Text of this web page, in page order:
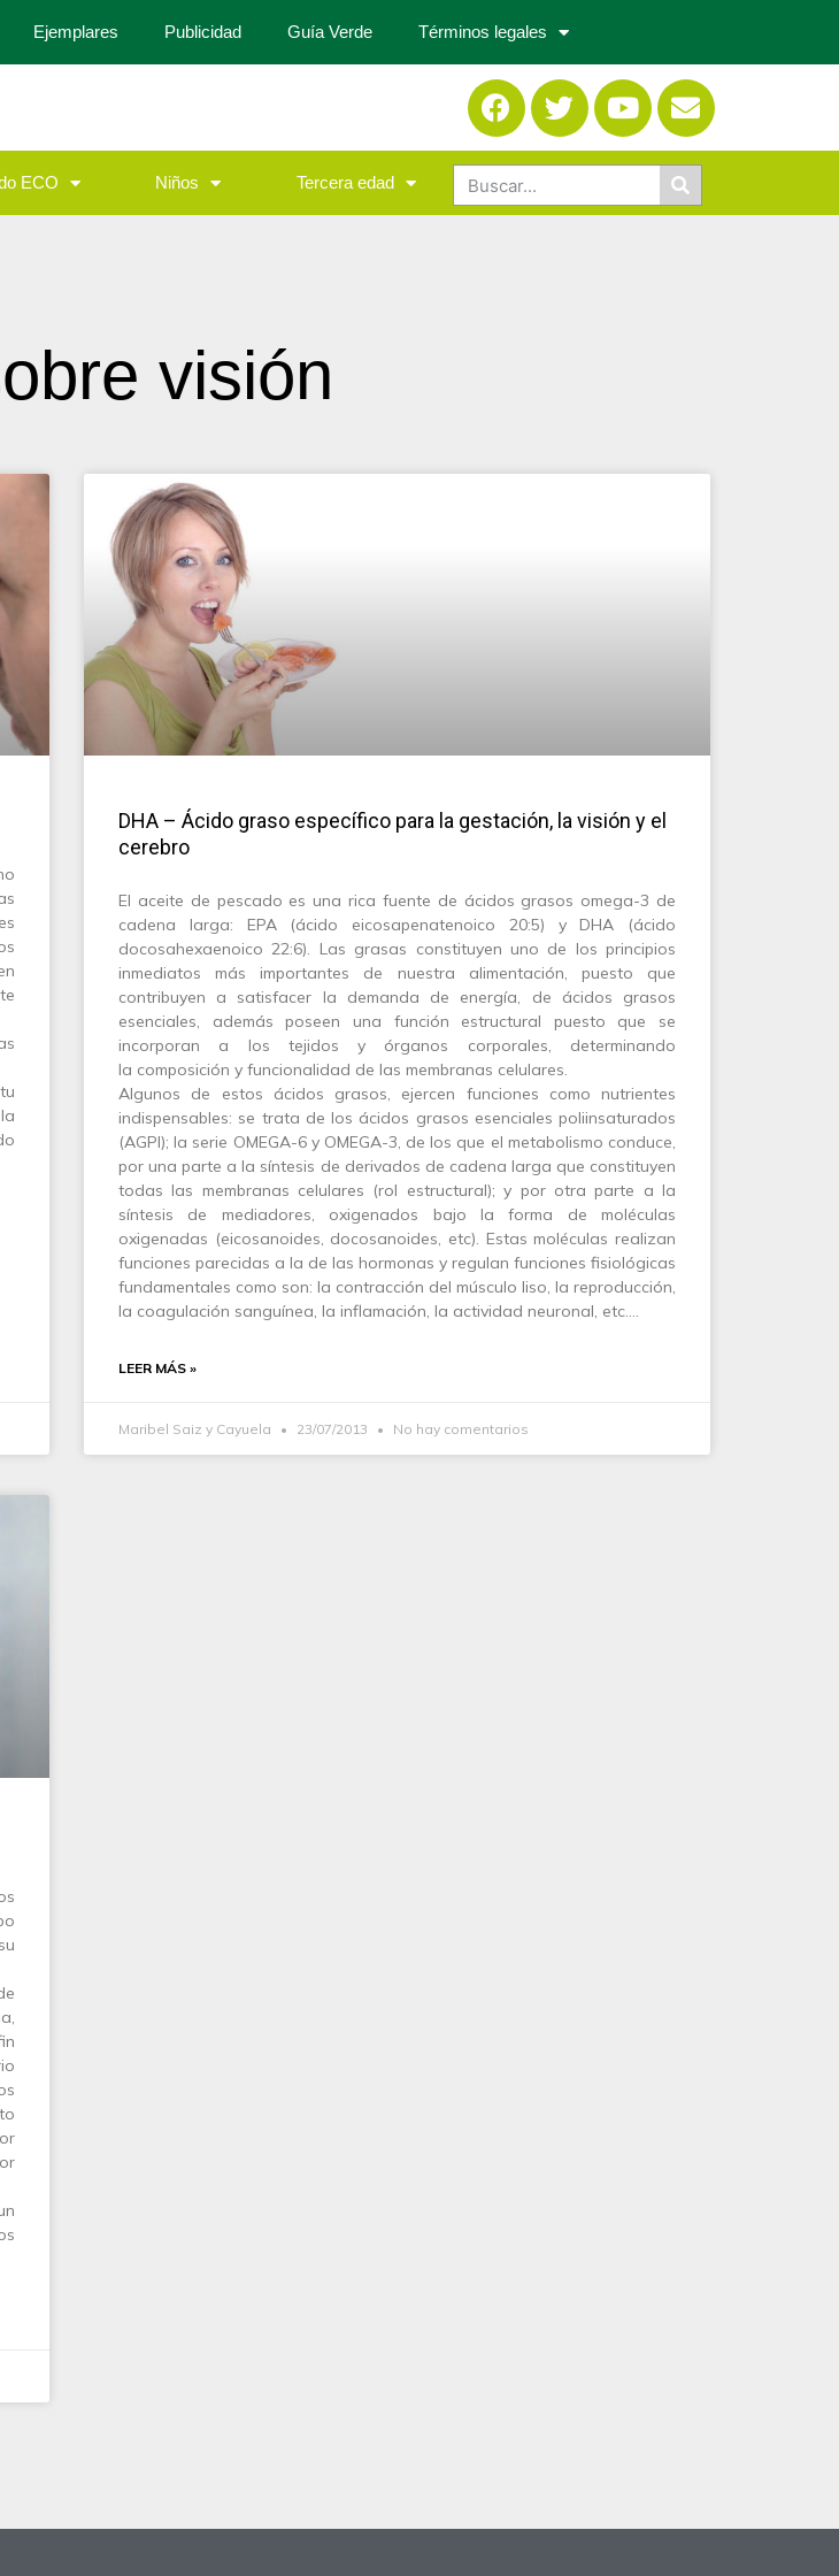
Ejemplares Publicidad Guía Verde Términos legales
ECO Niños Tercera edad
visión
DHA – Ácido graso específico para la gestación, la visión y el
cerebro
El aceite de pescado es una rica fuente de ácidos grasos omega-3 de
cadena larga: EPA (ácido eicosapenatenoico 20:5) y DHA (ácido
docosahexaenoico 22:6). Las grasas constituyen uno de los principios
inmediatos más importantes de nuestra alimentación, puesto que
contribuyen a satisfacer la demanda de energía, de ácidos grasos
esenciales, además poseen una función estructural puesto que se
incorporan a los tejidos y órganos corporales, determinando
la composición y funcionalidad de las membranas celulares.
Algunos de estos ácidos grasos, ejercen funciones como nutrientes
indispensables: se trata de los ácidos grasos esenciales poliinsaturados
(AGPI); la serie OMEGA-6 y OMEGA-3, de los que el metabolismo conduce,
por una parte a la síntesis de derivados de cadena larga que constituyen
todas las membranas celulares (rol estructural); y por otra parte a la
síntesis de mediadores, oxigenados bajo la forma de moléculas
oxigenadas (eicosanoides, docosanoides, etc). Estas moléculas realizan
funciones parecidas a la de las hormonas y regulan funciones fisiológicas
fundamentales como son: la contracción del músculo liso, la reproducción,
la coagulación sanguínea, la inflamación, la actividad neuronal, etc.…
LEER MÁS »
Maribel Saiz y Cayuela 23/07/2013 No hay comentarios